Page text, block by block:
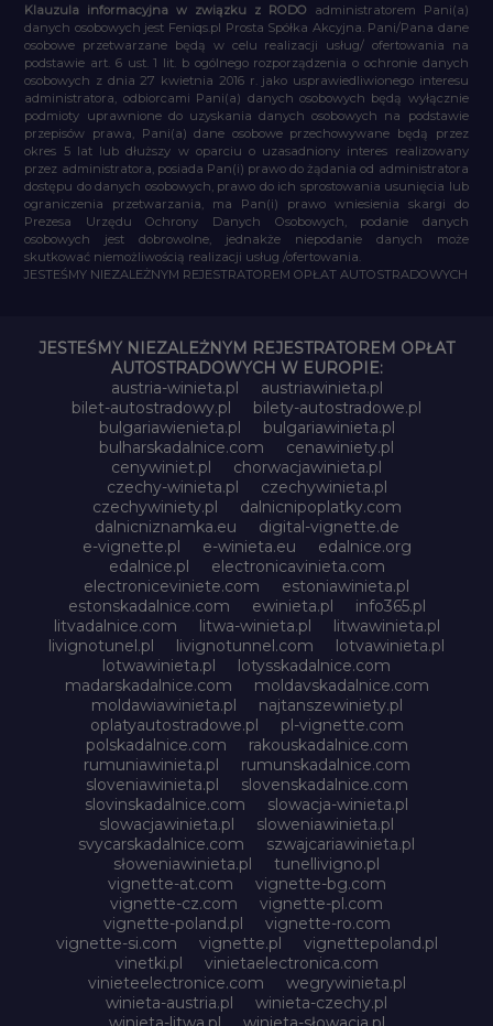
Klauzula informacyjna w związku z RODO administratorem Pani(a)
danych osobowych jest Feniqs.pl Prosta Spółka Akcyjna. Pani/Pana dane
osobowe przetwarzane będą w celu realizacji usług/ ofertowania na
podstawie art. 6 ust. 1 lit. b ogólnego rozporządzenia o ochronie danych
osobowych z dnia 27 kwietnia 2016 r. jako usprawiedliwionego interesu
administratora, odbiorcami Pani(a) danych osobowych będą wyłącznie
podmioty uprawnione do uzyskania danych osobowych na podstawie
przepisów prawa, Pani(a) dane osobowe przechowywane będą przez
okres 5 lat lub dłuższy w oparciu o uzasadniony interes realizowany
przez administratora, posiada Pan(i) prawo do żądania od administratora
dostępu do danych osobowych, prawo do ich sprostowania usunięcia lub
ograniczenia przetwarzania, ma Pan(i) prawo wniesienia skargi do
Prezesa Urzędu Ochrony Danych Osobowych, podanie danych
osobowych jest dobrowolne, jednakże niepodanie danych może
skutkować niemożliwością realizacji usług /ofertowania.
JESTEŚMY NIEZALEŻNYM REJESTRATOREM OPŁAT AUTOSTRADOWYCH
JESTEŚMY NIEZALEŻNYM REJESTRATOREM OPŁAT
AUTOSTRADOWYCH W EUROPIE:
austria-winieta.pl
austriawinieta.pl
bilet-autostradowy.pl
bilety-autostradowe.pl
bulgariawienieta.pl
bulgariawinieta.pl
bulharskadalnice.com
cenawiniety.pl
cenywiniet.pl
chorwacjawinieta.pl
czechy-winieta.pl
czechywinieta.pl
czechywiniety.pl
dalnicnipoplatky.com
dalnicniznamka.eu
digital-vignette.de
e-vignette.pl
e-winieta.eu
edalnice.org
edalnice.pl
electronicavinieta.com
electroniceviniete.com
estoniawinieta.pl
estonskadalnice.com
ewinieta.pl
info365.pl
litvadalnice.com
litwa-winieta.pl
litwawinieta.pl
livignotunel.pl
livignotunnel.com
lotvawinieta.pl
lotwawinieta.pl
lotysskadalnice.com
madarskadalnice.com
moldavskadalnice.com
moldawiawinieta.pl
najtanszewiniety.pl
oplatyautostradowe.pl
pl-vignette.com
polskadalnice.com
rakouskadalnice.com
rumuniawinieta.pl
rumunskadalnice.com
sloveniawinieta.pl
slovenskadalnice.com
slovinskadalnice.com
slowacja-winieta.pl
slowacjawinieta.pl
sloweniawinieta.pl
svycarskadalnice.com
szwajcariawinieta.pl
słoweniawinieta.pl
tunellivigno.pl
vignette-at.com
vignette-bg.com
vignette-cz.com
vignette-pl.com
vignette-poland.pl
vignette-ro.com
vignette-si.com
vignette.pl
vignettepoland.pl
vinetki.pl
vinietaelectronica.com
vinieteelectronice.com
wegrywinieta.pl
winieta-austria.pl
winieta-czechy.pl